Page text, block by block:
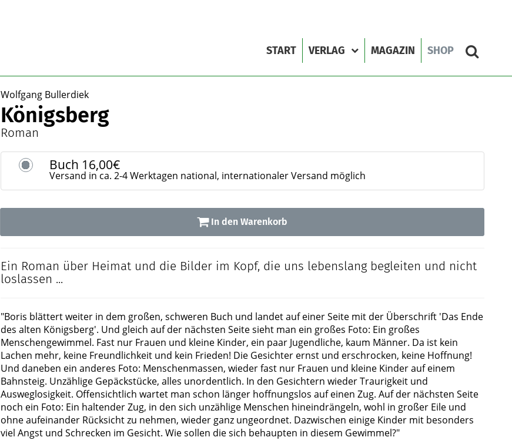
START VERLAG MAGAZIN SHOP
Wolfgang Bullerdiek
Königsberg
Roman
Buch 16,00€
Versand in ca. 2-4 Werktagen national, internationaler Versand möglich
In den Warenkorb
Ein Roman über Heimat und die Bilder im Kopf, die uns lebenslang begleiten und nicht
loslassen ...
"Boris blättert weiter in dem großen, schweren Buch und landet auf einer Seite mit der Überschrift 'Das Ende
des alten Königsberg'. Und gleich auf der nächsten Seite sieht man ein großes Foto: Ein großes
Menschengewimmel. Fast nur Frauen und kleine Kinder, ein paar Jugendliche, kaum Männer. Da ist kein
Lachen mehr, keine Freundlichkeit und kein Frieden! Die Gesichter ernst und erschrocken, keine Hoffnung!
Und daneben ein anderes Foto: Menschenmassen, wieder fast nur Frauen und kleine Kinder auf einem
Bahnsteig. Unzählige Gepäckstücke, alles unordentlich. In den Gesichtern wieder Traurigkeit und
Ausweglosigkeit. Offensichtlich wartet man schon länger hoffnungslos auf einen Zug. Auf der nächsten Seite
noch ein Foto: Ein haltender Zug, in den sich unzählige Menschen hineindrängeln, wohl in großer Eile und
ohne aufeinander Rücksicht zu nehmen, wieder ganz ungeordnet. Dazwischen einige Kinder mit besonders
viel Angst und Schrecken im Gesicht. Wie sollen die sich behaupten in diesem Gewimmel?"